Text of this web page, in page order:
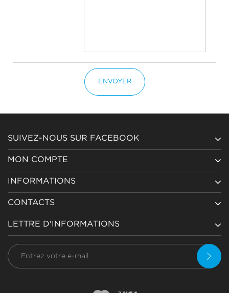
ENVOYER
SUIVEZ-NOUS SUR FACEBOOK
MON COMPTE
INFORMATIONS
CONTACTS
LETTRE D'INFORMATIONS